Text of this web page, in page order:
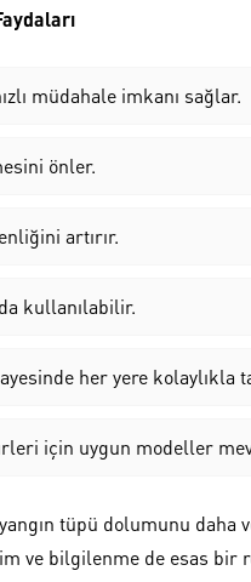
müdahale imkanı sağlar.
önler.
artırır.
kullanılabilir.
her yere kolaylıkla
için uygun modeller
tüpü dolumunu daha
ve bilgilenme de esas bir